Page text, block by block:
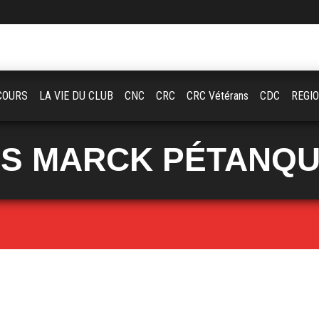
MARCK
LA VIE DU CLUB CNC CRC CRC Vétérans CDC